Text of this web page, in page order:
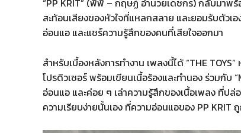
“PP KRIT” (พีพี – กฤษฏ์ อำนวยเดชกร) กลับมาพร้
สะท้อนเสียงของหัวใจที่แหลกสลาย และยอมรับตัวเ
อ่อนแอ และแชร์ความรู้สึกของคนที่เสียใจออกมา
สำหรับเบื้องหลังการทำงาน เพลงนี้ได้ “THE
โปรดิวเซอร์ พร้อมเขียนเนื้อร้องและทำนอง ร่วมกับ
อ่อนแอ และค่อย ๆ เล่าความรู้สึกของเนื้อเพลง ที่ปล่
ความเรียบง่ายนั้นเอง ที่ความอ่อนแอของ PP